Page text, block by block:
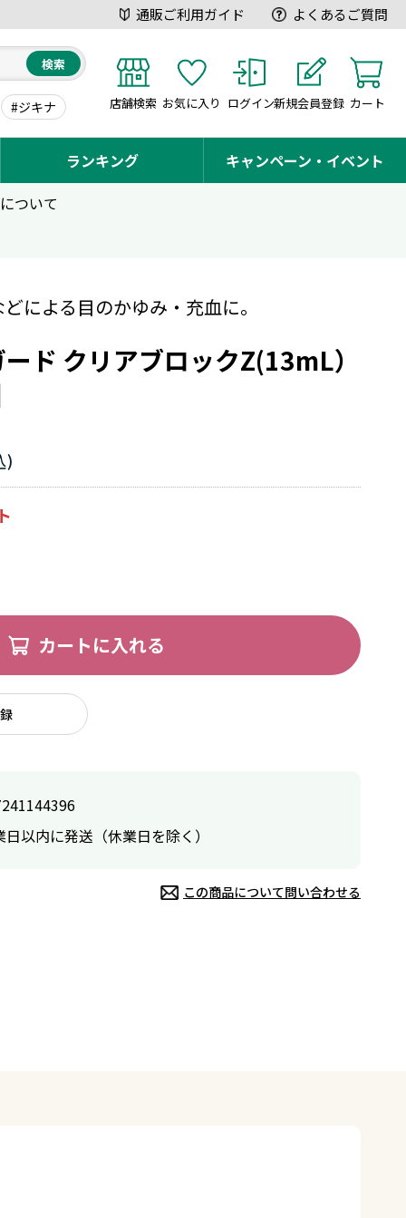
通販ご利用ガイド よくあるご質問
検索
#ジキナ 店舗検索 お気に入り ログイン新規会員登録 カート
ランキング
キャンペーン・イベント
ついて
による目のかゆみ・充血に。
ド クリアブロックZ(13mL）
カートに入れる
日以内に発送（休業日を除く）
この商品について問い合わせる